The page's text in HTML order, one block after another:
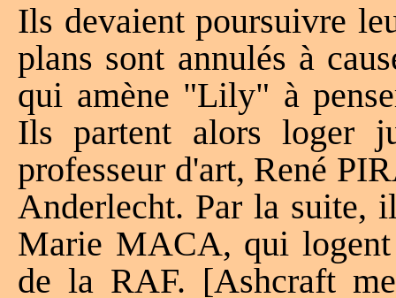
Ils devaient poursuivre
plans sont annulés à
qui amène "Lily" à
Ils partent alors loger
professeur d'art, René
Anderlecht. Par la suite,
Marie MACA, qui logent
de la RAF. [Ashcraft